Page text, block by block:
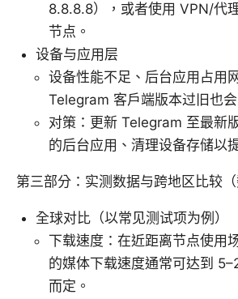
8.8.8.8），或者使用 VPN/代
节点。
设备与应用层
设备性能不足、后台应用占用
Telegram 客户端版本过旧也会
对策：更新 Telegram 至最新
的后台应用、清理设备存储以
第三部分：实测数据与跨地区比较（
全球对比（以常见测试项为例）
下载速度：在近距离节点使用
的媒体下载速度通常可达到
而定。